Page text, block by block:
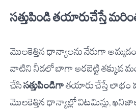
సత్తుపిండి తయారుచేస్తే
మొలకెత్తిన ధాన్యాలను నేరుగా
వాటిని నీడలో బాగా ఆరబెట్టి తక్కువ
చేసిసత్తుపిండిగాతయారు చేస్తే లాభం
మొలకెత్తిన ధాన్యాల్లో విటమిన్లు,